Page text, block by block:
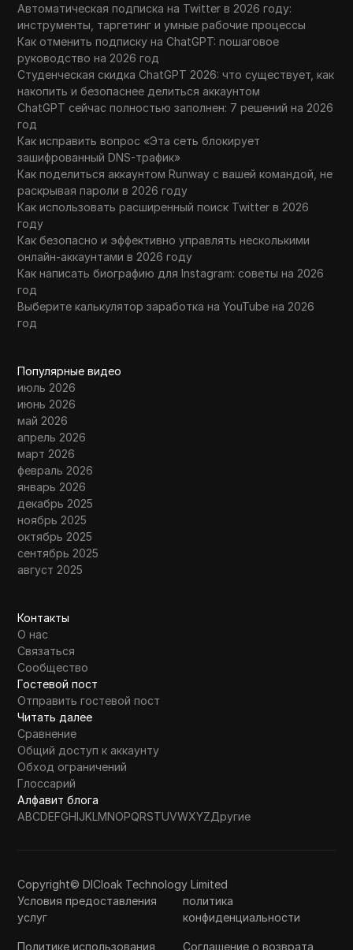
Автоматическая подписка на Twitter в 2026 году:
инструменты, таргетинг и умные рабочие процессы
Как отменить подписку на ChatGPT: пошаговое
руководство на 2026 год
Студенческая скидка ChatGPT 2026: что существует, как
накопить и безопаснее делиться аккаунтом
ChatGPT сейчас полностью заполнен: 7 решений на 2026
год
Как исправить вопрос «Эта сеть блокирует
зашифрованный DNS-трафик»
Как поделиться аккаунтом Runway с вашей командой, не
раскрывая пароли в 2026 году
Как использовать расширенный поиск Twitter в 2026
году
Как безопасно и эффективно управлять несколькими
онлайн-аккаунтами в 2026 году
Как написать биографию для Instagram: советы на 2026
год
Выберите калькулятор заработка на YouTube на 2026
год
Популярные видео
июль 2026
июнь 2026
май 2026
апрель 2026
март 2026
февраль 2026
январь 2026
декабрь 2025
ноябрь 2025
октябрь 2025
сентябрь 2025
август 2025
Контакты
О нас
Связаться
Сообщество
Гостевой пост
Отправить гостевой пост
Читать далее
Сравнение
Общий доступ к аккаунту
Обход ограничений
Глоссарий
Алфавит блога
ABCDEFGHIJKLMNOPQRSTUVWXYZДругие
Copyright© DICloak Technology Limited
Условия предоставления
услуг
политика
конфиденциальности
Политике использования Соглашение о возврата